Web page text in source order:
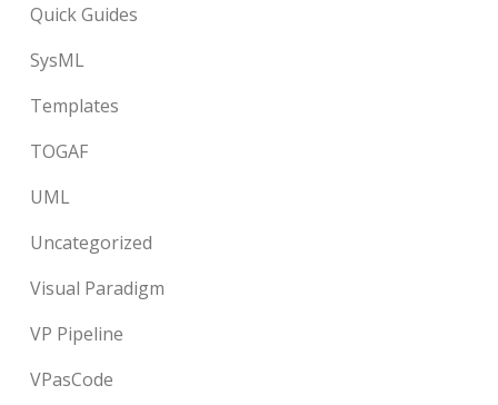
Quick Guides
SysML
Templates
TOGAF
UML
Uncategorized
Visual Paradigm
VP Pipeline
VPasCode